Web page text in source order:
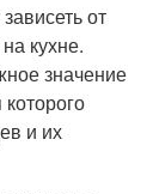
от
кухне.
значение
и их